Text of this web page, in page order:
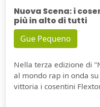
Nuova Scena: i
più in alto di tutti
Gue Pequeno
Nella terza edizione di
al mondo rap in onda
vittoria i cosentini